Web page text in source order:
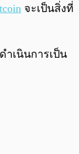
จะเป็นสิ่งที่
ำเนินการเป็น